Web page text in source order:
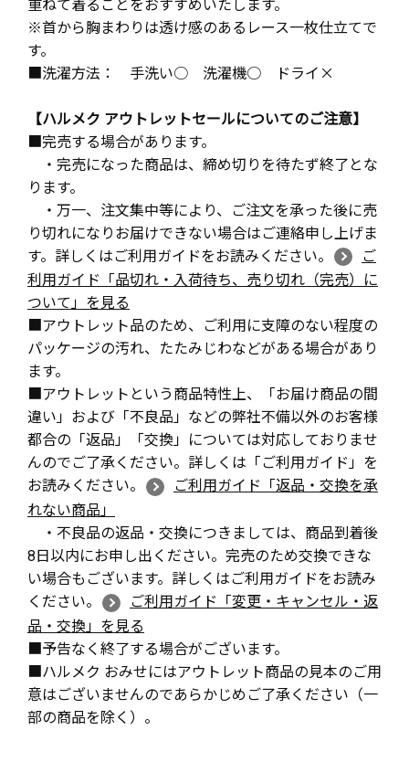
※首から胸まわりは透け感のあるレース一枚仕立てで
す。
■洗濯方法： 手洗い○ 洗濯機○ ドライ×
【ハルメク アウトレットセールについてのご注意】
■完売する場合があります。
・完売になった商品は、締め切りを待たず終了とな
ります。
・万一、注文集中等により、ご注文を承った後に売
り切れになりお届けできない場合はご連絡申し上げま
す。詳しくはご利用ガイドをお読みください。
ご
利用ガイド「品切れ・入荷待ち、売り切れ（完売）に
ついて」を見る
■アウトレット品のため、ご利用に支障のない程度の
パッケージの汚れ、たたみじわなどがある場合があり
ます。
■アウトレットという商品特性上、「お届け商品の間
違い」および「不良品」などの弊社不備以外のお客様
都合の「返品」「交換」については対応しておりませ
んのでご了承ください。詳しくは「ご利用ガイド」を
お読みください。
ご利用ガイド「返品・交換を承
れない商品」
・不良品の返品・交換につきましては、商品到着後
8日以内にお申し出ください。完売のため交換できな
い場合もございます。詳しくはご利用ガイドをお読み
ください。
ご利用ガイド「変更・キャンセル・返
品・交換」を見る
■予告なく終了する場合がございます。
■ハルメク おみせにはアウトレット商品の見本のご用
意はございませんのであらかじめご了承ください（一
部の商品を除く）。